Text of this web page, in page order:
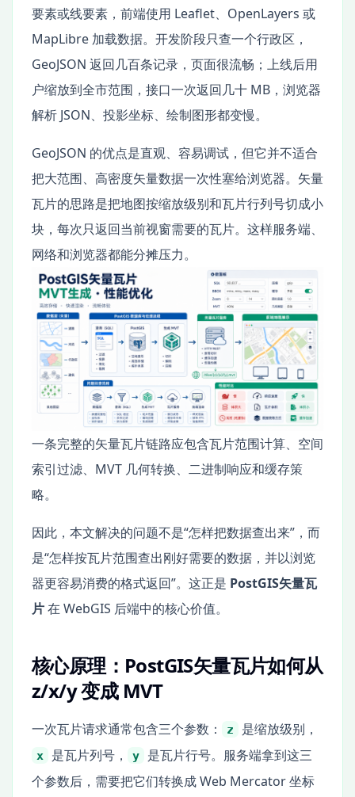
要素或线要素，前端使用 Leaflet、OpenLayers 或
MapLibre 加载数据。开发阶段只查一个行政区，
GeoJSON 返回几百条记录，页面很流畅；上线后用
户缩放到全市范围，接口一次返回几十 MB，浏览器
解析 JSON、投影坐标、绘制图形都变慢。
GeoJSON 的优点是直观、容易调试，但它并不适合
把大范围、高密度矢量数据一次性塞给浏览器。矢量
瓦片的思路是把地图按缩放级别和瓦片行列号切成小
块，每次只返回当前视窗需要的瓦片。这样服务端、
网络和浏览器都能分摊压力。
一条完整的矢量瓦片链路应包含瓦片范围计算、空间
索引过滤、MVT 几何转换、二进制响应和缓存策
略。
因此，本文解决的问题不是“怎样把数据查出来”，而
是“怎样按瓦片范围查出刚好需要的数据，并以浏览
器更容易消费的格式返回”。这正是 PostGIS矢量瓦
片在 WebGIS 后端中的核心价值。
核心原理：PostGIS矢量瓦片如何从
z/x/y 变成 MVT
一次瓦片请求通常包含三个参数： z 是缩放级别，
x 是瓦片列号， y
是瓦片行号。服务端拿到这三
个参数后，需要把它们转换成 Web Mercator 坐标